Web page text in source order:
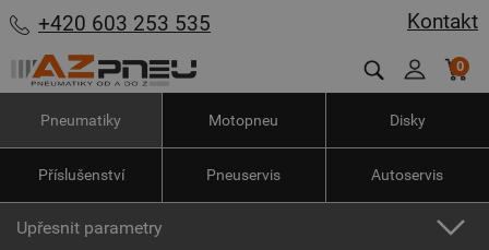
Kontakt
+420 603 253 535
0
Pneumatiky Motopneu Disky
Příslušenství Pneuservis Autoservis
Upřesnit parametry